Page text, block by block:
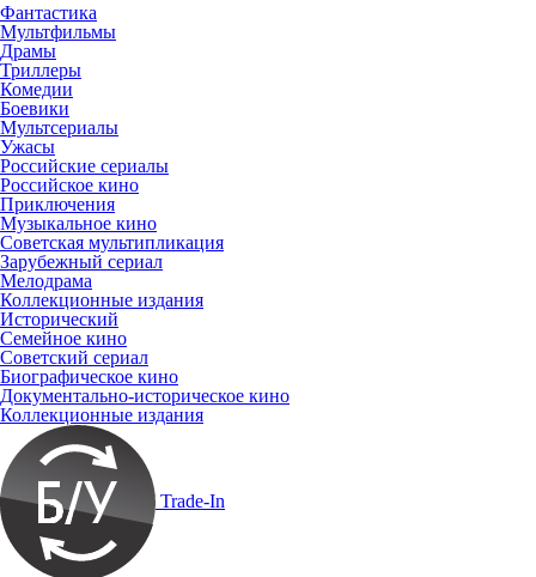
Фантастика
Мультфильмы
Драмы
Триллеры
Комедии
Боевики
Мультсериалы
Ужасы
Российские сериалы
Российское кино
Приключения
Музыкальное кино
Советская мультипликация
Зарубежный сериал
Мелодрама
Коллекционные издания
Исторический
Семейное кино
Советский сериал
Биографическое кино
Документально-историческое кино
Коллекционные издания
Trade-In